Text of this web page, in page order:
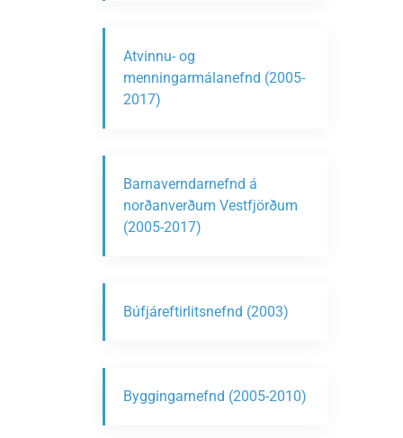
Atvinnu- og
menningarmálanefnd (2005-
2017)
Barnaverndarnefnd á
norðanverðum Vestfjörðum
(2005-2017)
Búfjáreftirlitsnefnd (2003)
Byggingarnefnd (2005-2010)